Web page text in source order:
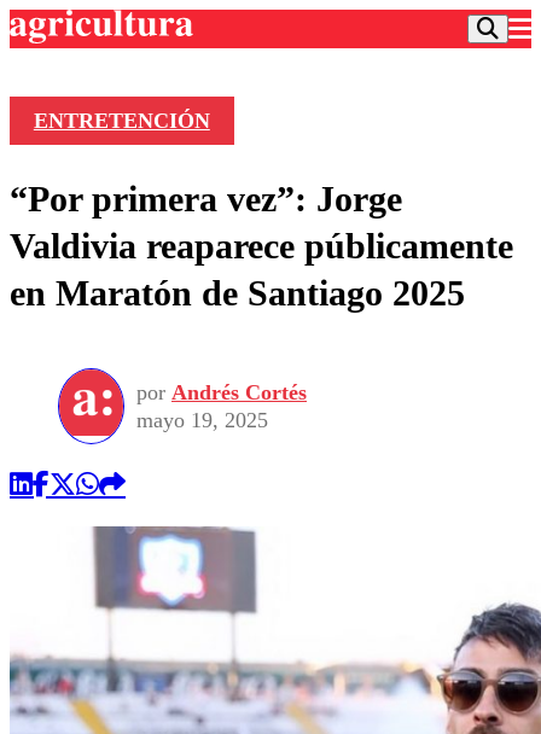
Frecuencias
Deportes
Colo Colo
Seleccion Chilena
Torneo Internacional
Universidad de Chile
Entretención
Economía
Internacional
Sustentabilidad
Publicaciones en medios
Opinión
ENTRETENCIÓN
“Por primera vez”: Jorge
Valdivia reaparece públicamente
en Maratón de Santiago 2025
por Andrés Cortés
mayo 19, 2025